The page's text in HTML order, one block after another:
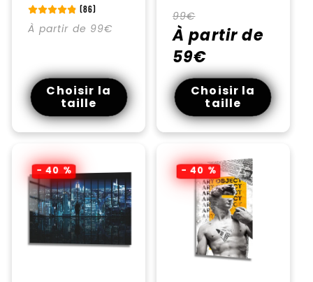
(86)
Prix
À partir de 99€
Choisir la
taille
Prix
habituel
99€
promotionnel
À partir de
59€
Choisir la
taille
- 40 % - 40 %